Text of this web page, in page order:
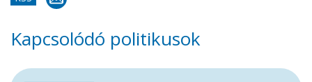
Kapcsolódó politikusok